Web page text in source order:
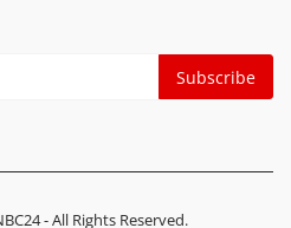
Subscribe
- All Rights Reserved.